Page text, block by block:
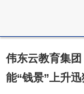
伟东云教育集
能“钱景”上升迅